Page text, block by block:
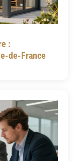
:
de-France